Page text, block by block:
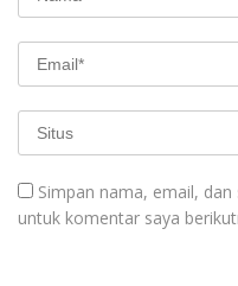
Simpan nama, email,
untuk komentar saya